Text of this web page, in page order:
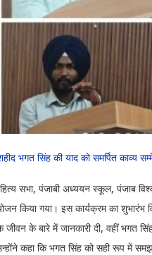
भगत सिंह की याद को समर्पित काव्य
सभा, पंजाबी अध्ययन स्कूल, पंजाब
किया गया। इस कार्यक्रम का शुभारंभ
जीवन के बारे में जानकारी दी, वहीं भगत
कहा कि भगत सिंह को सही रूप में